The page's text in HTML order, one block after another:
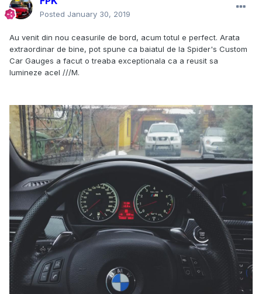
Posted January 30, 2019
Au venit din nou ceasurile de bord, acum totul e perfect. Arata
extraordinar de bine, pot spune ca baiatul de la Spider's Custom
Car Gauges a facut o treaba exceptionala ca a reusit sa
lumineze acel ///M.